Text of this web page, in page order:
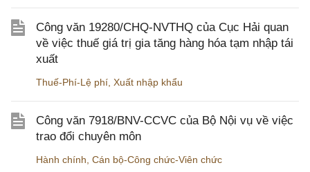
Công văn 19280/CHQ-NVTHQ của Cục Hải quan
về việc thuế giá trị gia tăng hàng hóa tạm nhập tái
xuất
Thuế-Phí-Lệ phí Xuất nhập khẩu
Công văn 7918/BNV-CCVC của Bộ Nội vụ về việc
trao đổi chuyên môn
Hành chính Cán bộ-Công chức-Viên chức